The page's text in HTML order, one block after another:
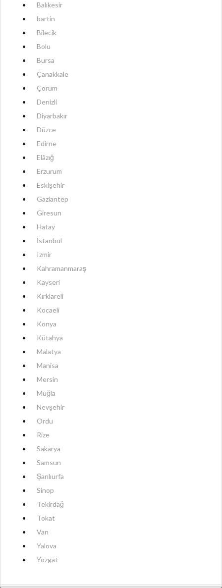
Balıkesir
bartin
Bilecik
Bolu
Bursa
Çanakkale
Çorum
Denizli
Diyarbakır
Düzce
Edirne
Elâzığ
Erzurum
Eskişehir
Gaziantep
Giresun
Hatay
İstanbul
Izmir
Kahramanmaraş
Kayseri
Kırklareli
Kocaeli
Konya
Kütahya
Malatya
Manisa
Mersin
Muğla
Nevşehir
Ordu
Rize
Sakarya
Samsun
Şanlıurfa
Sinop
Tekirdağ
Tokat
Van
Yalova
Yozgat